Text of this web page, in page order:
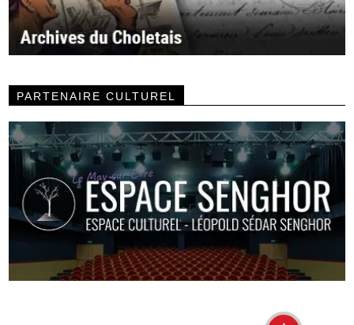
PARTENAIRE CULTUREL